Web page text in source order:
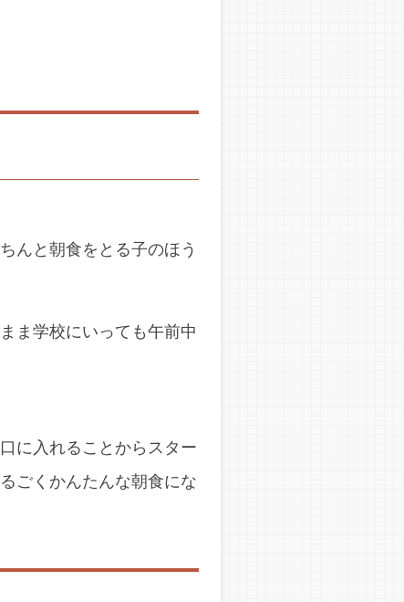
んと朝食をとる子のほう
ま学校にいっても午前中
に入れることからスター
ごくかんたんな朝食にな